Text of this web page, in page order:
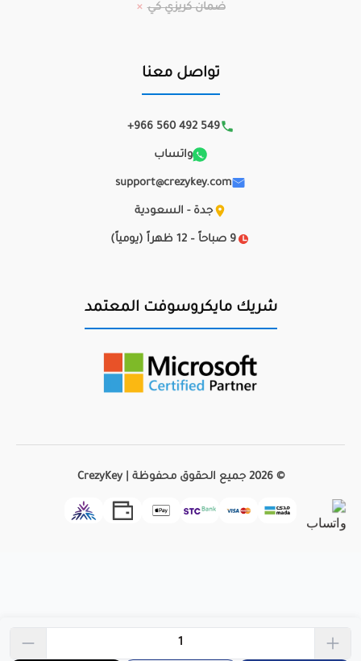
ضمان كريزي كي
تواصل معنا
+966 560 492 549
واتساب
support@crezykey.com
جدة - السعودية
9 صباحاً – 12 ظهراً (يومياً)
شريك مايكروسوفت المعتمد
© 2026 جميع الحقوق محفوظة | CrezyKey